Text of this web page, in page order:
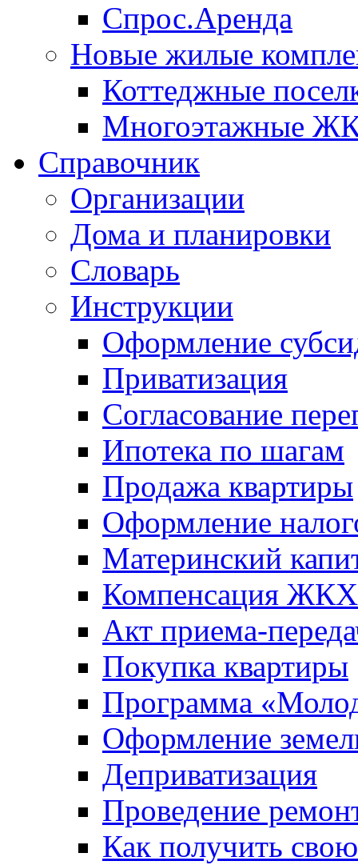
Спрос.Аренда
Новые жилые
Коттеджные
Многоэтажные
Справочник
Организации
Дома и планировки
Словарь
Инструкции
Оформление
Приватизация
Согласование
Ипотека по шагам
Продажа квартиры
Оформление
Материнский
Компенсация ЖКХ
Акт приема-
Покупка квартиры
Программа
Оформление
Деприватизация
Проведение
Как получить